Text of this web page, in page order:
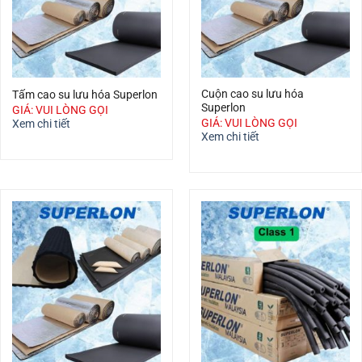
Tấm cao su lưu hóa Superlon
GIÁ: VUI LÒNG GỌI
Xem chi tiết
Cuộn cao su lưu hóa
Superlon
GIÁ: VUI LÒNG GỌI
Xem chi tiết